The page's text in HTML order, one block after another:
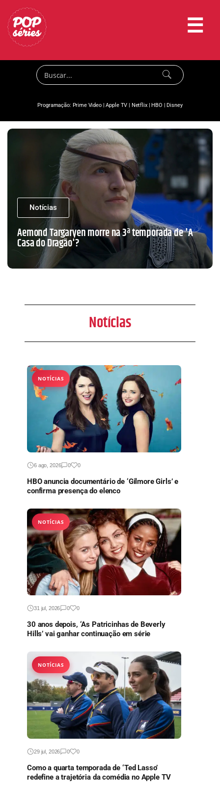
☰
Programação: Prime Video|Apple TV | Netflix|HBO |Disney
Notícias
Aemond Targaryen morre na 3ª temporada de 'A
Casa do Dragão'?
Notícias
NOTÍCIAS
6 ago, 2026 0 0
HBO anuncia documentário de ‘Gilmore Girls’ e
confirma presença do elenco
NOTÍCIAS
31 jul, 2026 0 0
30 anos depois, ‘As Patricinhas de Beverly
Hills’ vai ganhar continuação em série
NOTÍCIAS
29 jul, 2026 0 0
Como a quarta temporada de ‘Ted Lasso’
redefine a trajetória da comédia no Apple TV